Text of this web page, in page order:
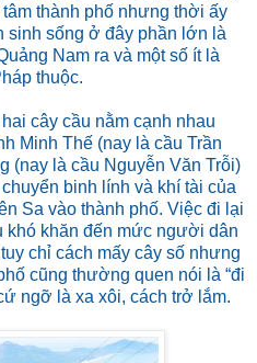
thành phố nhưng thời ấy
sinh sống ở đây phần lớn là
Nam ra và một số ít là
thuộc.
cây cầu nằm cạnh nhau
Minh Thế (nay là cầu Trần
(nay là cầu Nguyễn Văn Trỗi)
binh lính và khí tài của
Sa vào thành phố. Việc đi lại
khó khăn đến mức người dân
chỉ cách mấy cây số nhưng
cũng thường quen nói là “đi
ngỡ là xa xôi, cách trở lắm.